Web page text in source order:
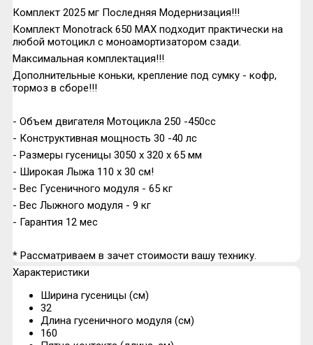
Комплект 2025 мг Последняя Модернизация!!!
Комплект Monotrack 650 MAX подходит практически на
любой мотоцикл с моноамортизатором сзади.
Максимальная комплектация!!!
Дополнительные коньки, крепление под сумку - кофр,
тормоз в сборе!!!
- Объем двигателя Мотоцикла 250 -450сс
- Конструктивная мощность 30 -40 лс
- Размеры гусеницы 3050 х 320 х 65 мм
- Широкая Лыжа 110 х 30 см!
- Вес Гусеничного модуля - 65 кг
- Вес Лыжного модуля - 9 кг
- Гарантия 12 мес
* Рассматриваем в зачет стоимости вашу технику.
Характеристики
Ширина гусеницы (см)
32
Длина гусеничного модуля (см)
160